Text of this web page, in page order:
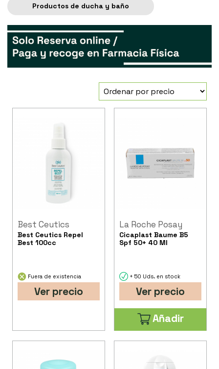
Productos de ducha y baño
Best Ceutics
Best Ceutics Repel
Best 100cc
Fuera de existencia
Ver precio
La Roche Posay
Cicaplast Baume B5
Spf 50+ 40 Ml
+ 50 Uds. en stock
Ver precio
Añadir